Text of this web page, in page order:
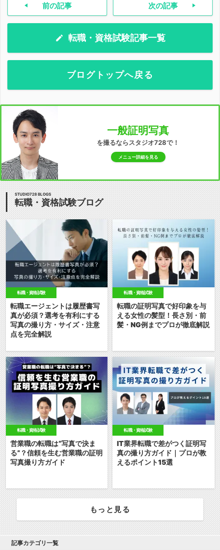
前の記事 次の記事
転職・資格試験記事一覧
ブログトップへ戻る
一般証明写真
を撮るならスタジオ728で！
メニュー詳細を見る
STUDIO728 BLOGS
転職・資格試験ブログ
転職・資格試験
転職エージェントは履歴書写
真が必須？選考を有利にする
写真の撮り方・サイズ・注意
点を完全解説
転職・資格試験
転職の証明写真で好印象を与
える女性の髪型！長さ別・前
髪・NG例までプロが徹底解説
転職・資格試験
営業職の転職は“写真で決ま
る”？信頼を生む営業職の証明
写真撮り方ガイド
転職・資格試験
IT業界転職で差がつく証明写
真の撮り方ガイド｜プロが教
えるポイント15選
もっと見る
記事カテゴリ一覧